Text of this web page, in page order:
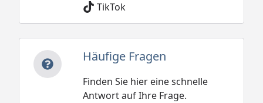
TikTok
Häufige Fragen
Finden Sie hier eine schnelle
Antwort auf Ihre Frage.